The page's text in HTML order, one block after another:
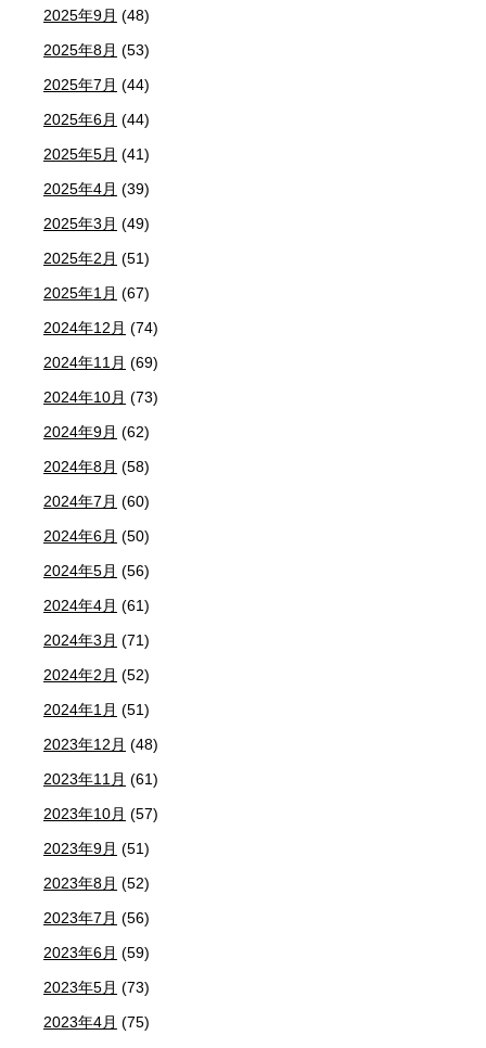
2025年9月 (48)
2025年8月 (53)
2025年7月 (44)
2025年6月 (44)
2025年5月 (41)
2025年4月 (39)
2025年3月 (49)
2025年2月 (51)
2025年1月 (67)
2024年12月 (74)
2024年11月 (69)
2024年10月 (73)
2024年9月 (62)
2024年8月 (58)
2024年7月 (60)
2024年6月 (50)
2024年5月 (56)
2024年4月 (61)
2024年3月 (71)
2024年2月 (52)
2024年1月 (51)
2023年12月 (48)
2023年11月 (61)
2023年10月 (57)
2023年9月 (51)
2023年8月 (52)
2023年7月 (56)
2023年6月 (59)
2023年5月 (73)
2023年4月 (75)